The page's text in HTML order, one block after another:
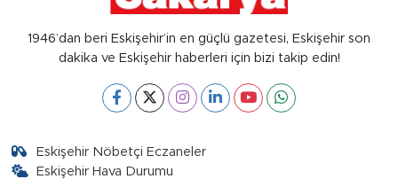
1946’dan beri Eskişehir’in en güçlü gazetesi, Eskişehir son
dakika ve Eskişehir haberleri için bizi takip edin!
Eskişehir Nöbetçi Eczaneler
Eskişehir Hava Durumu